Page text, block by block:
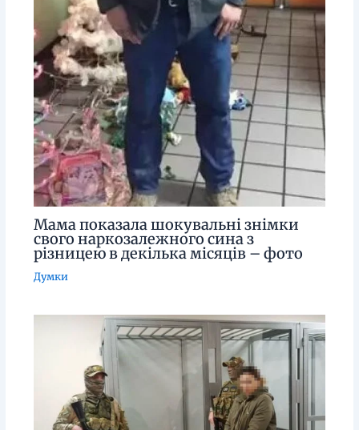
Мама показала шокувальні знімки
свого наркозалежного сина з
різницею в декілька місяців – фото
Думки